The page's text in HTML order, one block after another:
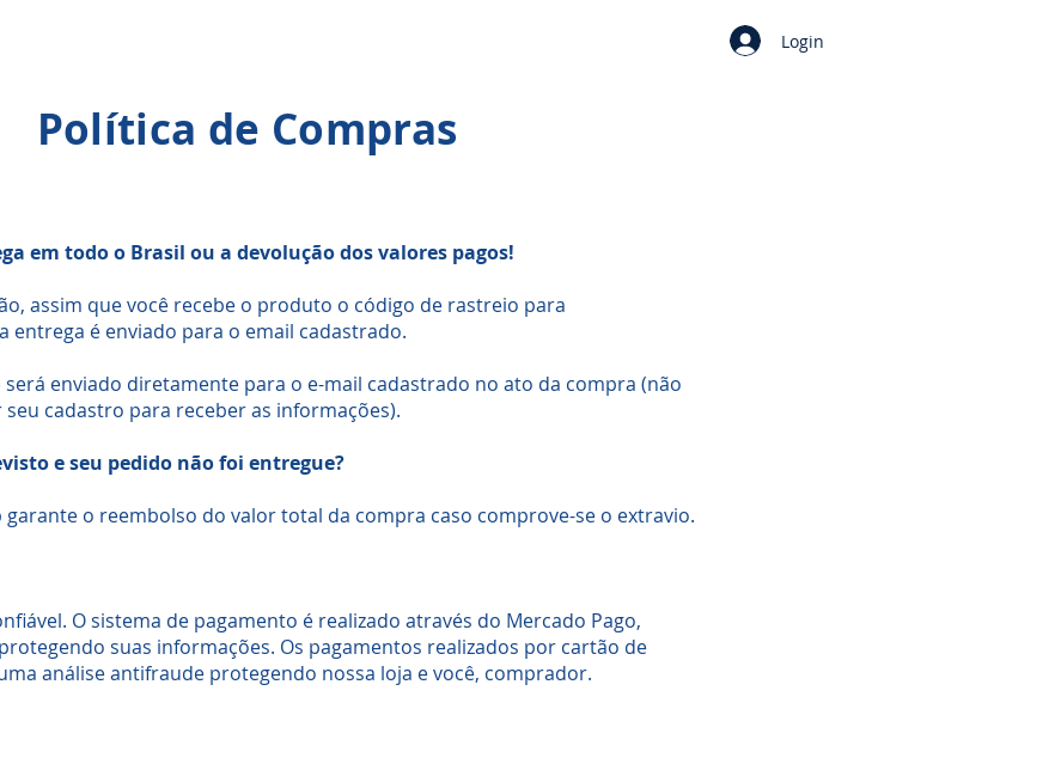
Login
Política de Compras
em todo o Brasil ou a devolução dos valores pagos!
assim que você recebe o produto o código de rastreio para
entrega é enviado para o email cadastrado.
será enviado diretamente para o e-mail cadastrado no ato da compra (não
cadastro para receber as informações).
e seu pedido não foi entregue?
garante o reembolso do valor total da compra caso comprove-se o extravio.
O sistema de pagamento é realizado através do Mercado Pago,
suas informações. Os pagamentos realizados por cartão de
análise antifraude protegendo nossa loja e você, comprador.